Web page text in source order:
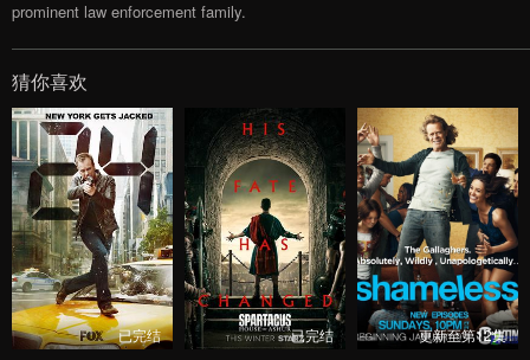
prominent law enforcement family.
猜你喜欢
已完结 已完结 更新至第12集